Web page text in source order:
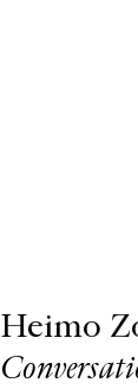
Heimo